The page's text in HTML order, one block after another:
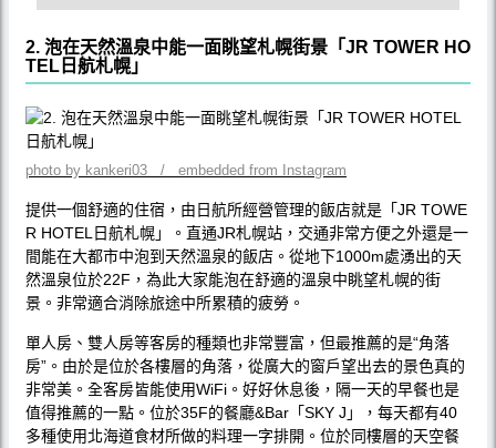
2. 泡在天然溫泉中能一面眺望札幌街景「JR TOWER HO
TEL日航札幌」
photo by kankeri03 / embedded from Instagram
提供一個舒適的住宿，由日航所經營管理的飯店就是「JR TOWE
R HOTEL日航札幌」。直通JR札幌站，交通非常方便之外還是一
間能在大都市中泡到天然溫泉的飯店。從地下1000m處湧出的天
然溫泉位於22F，為此大家能泡在舒適的溫泉中眺望札幌的街
景。非常適合消除旅途中所累積的疲勞。
單人房、雙人房等客房的種類也非常豐富，但最推薦的是“角落
房”。由於是位於各樓層的角落，從廣大的窗戶望出去的景色真的
非常美。全客房皆能使用WiFi。好好休息後，隔一天的早餐也是
值得推薦的一點。位於35F的餐廳&Bar「SKY J」，每天都有40
多種使用北海道食材所做的料理一字排開。位於同樓層的天空餐